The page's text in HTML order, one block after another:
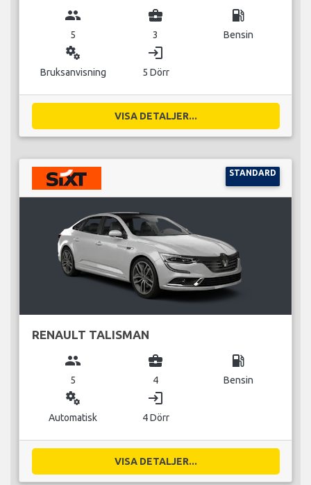
group
5
business_center
3
local_gas_station
Bensin
miscellaneous_services
Bruksanvisning
login
5 Dörr
VISA DETALJER...
STANDARD
RENAULT TALISMAN
group
5
business_center
4
local_gas_station
Bensin
miscellaneous_services
Automatisk
login
4 Dörr
VISA DETALJER...